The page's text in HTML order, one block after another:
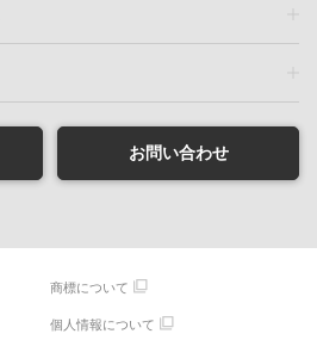
お問い合わせ
商標について
個人情報について